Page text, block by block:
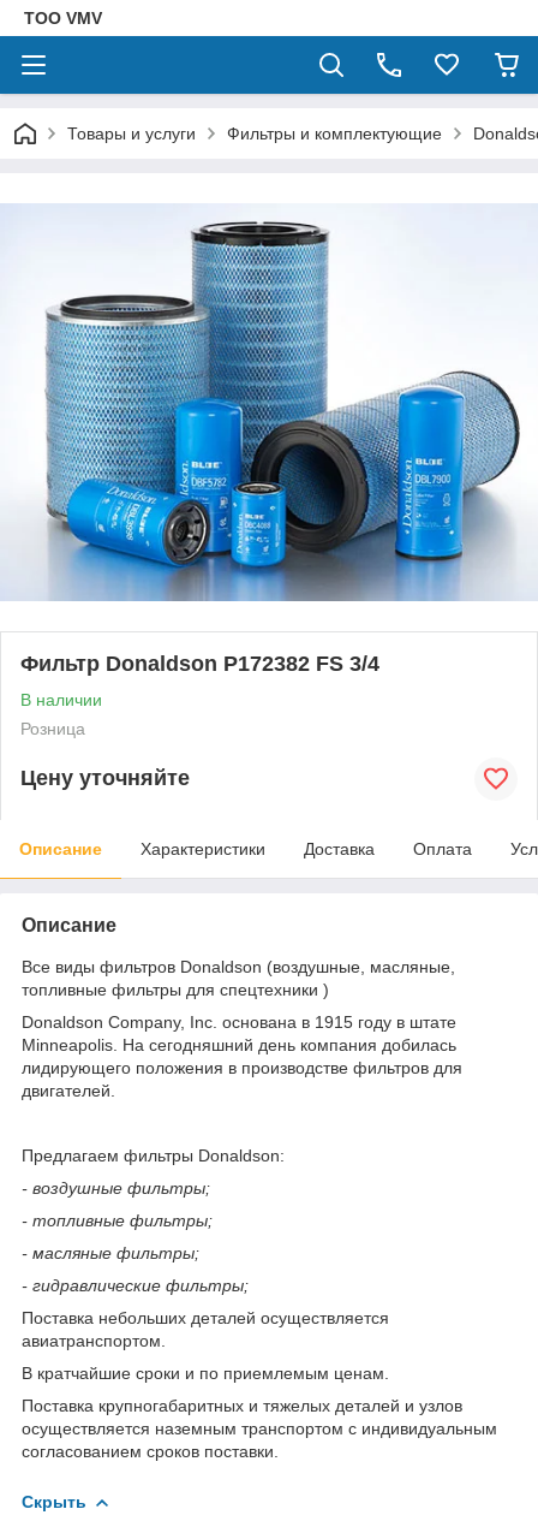
ТОО VMV
Товары и услуги Фильтры и комплектующие
Фильтр Donaldson P172382 FS 3/4
В наличии
Розница
Цену уточняйте
Описание Характеристики Доставка Оплата
Описание
Все виды фильтров Donaldson (воздушные, масляные,
топливные фильтры для спецтехники )
Donaldson Company, Inc. основана в 1915 году в штате
Minneapolis. На сегодняшний день компания добилась
лидирующего положения в производстве фильтров для
двигателей.
Предлагаем фильтры Donaldson:
- воздушные фильтры;
- топливные фильтры;
- масляные фильтры;
- гидравлические фильтры;
Поставка небольших деталей осуществляется
авиатранспортом.
В кратчайшие сроки и по приемлемым ценам.
Поставка крупногабаритных и тяжелых деталей и узлов
осуществляется наземным транспортом с индивидуальным
согласованием сроков поставки.
Скрыть